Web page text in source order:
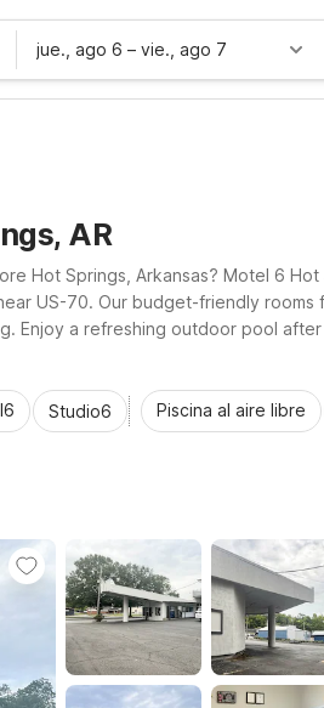
jue., ago 6 – vie., ago 7
AR
Hot Springs, Arkansas? Motel 6
US-70. Our budget-friendly
Enjoy a refreshing outdoor pool
Studio6 Piscina al aire libre